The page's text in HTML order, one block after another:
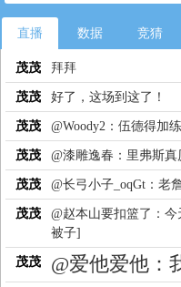
直播 数据 竞猜
茂茂 拜拜
茂茂 好了，这场到这了！
茂茂 @Woody2：伍德得
茂茂 @漆雕逸春：里弗斯真
茂茂 @长弓小子_oqGt：老
茂茂
@赵本山要扣篮了：
被子]
茂茂 @爱他爱他：